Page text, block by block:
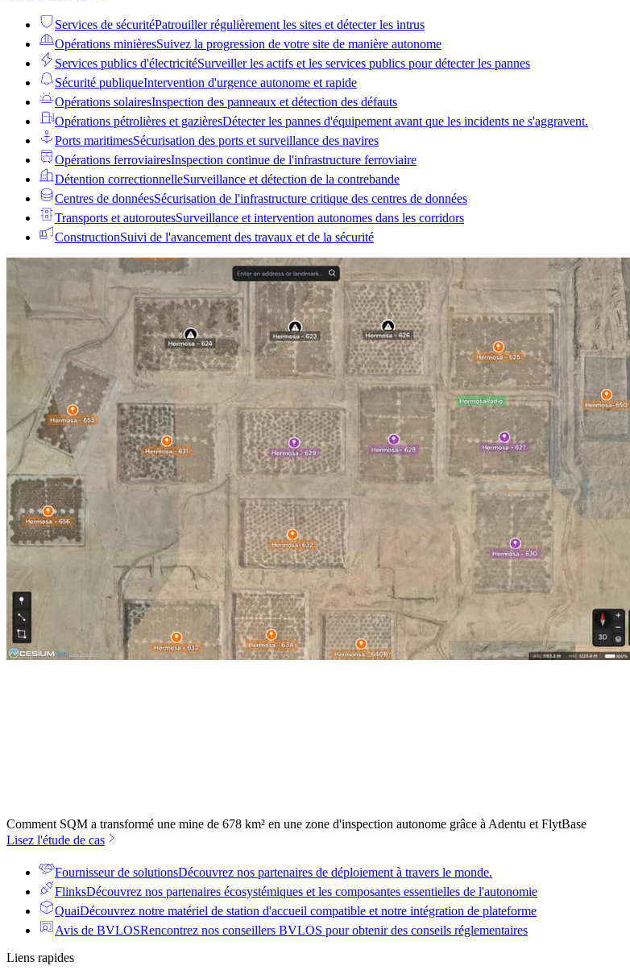
Services de sécuritéPatrouiller régulièrement les sites et détecter les intrus
Opérations minièresSuivez la progression de votre site de manière autonome
Services publics d'électricitéSurveiller les actifs et les services publics pour détecter les pannes
Sécurité publiqueIntervention d'urgence autonome et rapide
Opérations solairesInspection des panneaux et détection des défauts
Opérations pétrolières et gazièresDétecter les pannes d'équipement avant que les incidents ne s'aggravent.
Ports maritimesSécurisation des ports et surveillance des navires
Opérations ferroviairesInspection continue de l'infrastructure ferroviaire
Détention correctionnelleSurveillance et détection de la contrebande
Centres de donnéesSécurisation de l'infrastructure critique des centres de données
Transports et autoroutesSurveillance et intervention autonomes dans les corridors
ConstructionSuivi de l'avancement des travaux et de la sécurité
Comment SQM a transformé une mine de 678 km² en une zone d'inspection autonome grâce à Adentu et FlytBase
Lisez l'étude de cas
Fournisseur de solutionsDécouvrez nos partenaires de déploiement à travers le monde.
FlinksDécouvrez nos partenaires écosystémiques et les composantes essentielles de l'autonomie
QuaiDécouvrez notre matériel de station d'accueil compatible et notre intégration de plateforme
Avis de BVLOSRencontrez nos conseillers BVLOS pour obtenir des conseils réglementaires
Liens rapides